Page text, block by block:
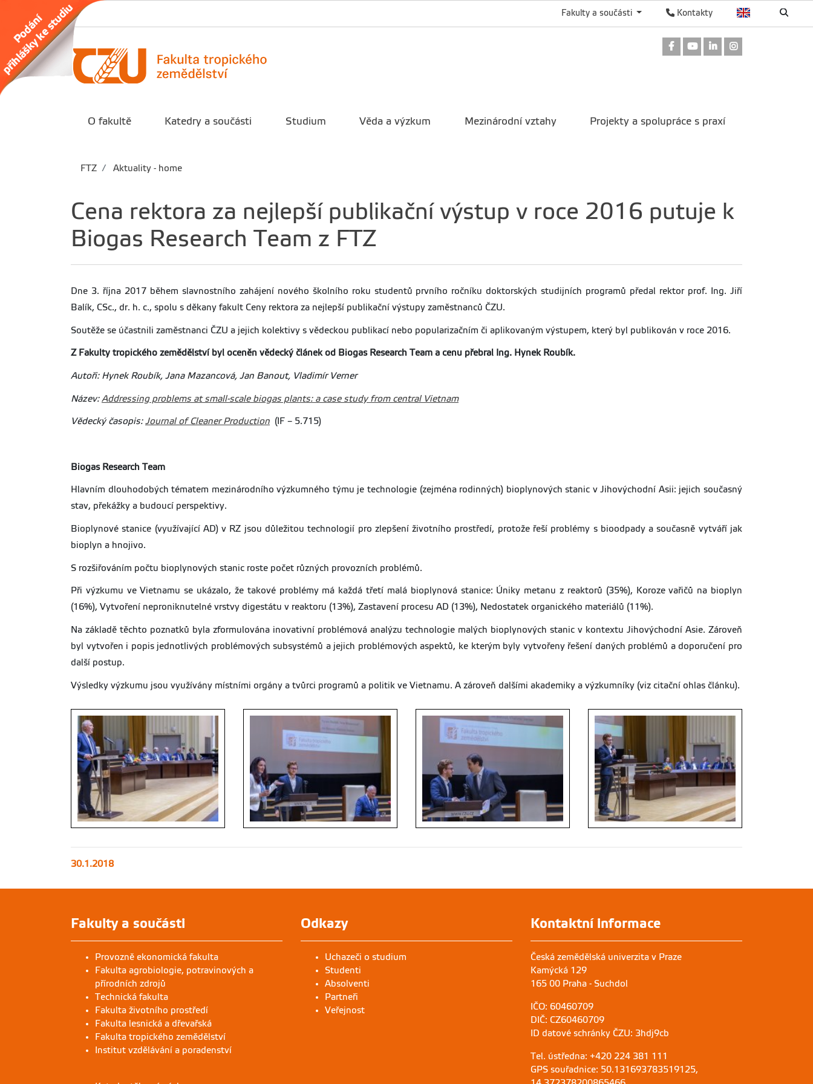
Kontakty
Fakulty a součásti
Odkaz na Facebook
Odkaz na Youtube
Odkaz na LinkedIn
O fakultě Katedry a součásti Studium Věda a výzkum Mezinárodní vztahy Projekty a spolupráce s praxí
FTZ Aktuality - home
Cena rektora za nejlepší publikační výstup v roce 2016 putuje k
Biogas Research Team z FTZ
Dne 3. října 2017 během slavnostního zahájení nového školního roku studentů prvního ročníku doktorských studijních programů předal rektor prof. Ing. Jiří
Balík, CSc., dr. h. c., spolu s děkany fakult Ceny rektora za nejlepší publikační výstupy zaměstnanců ČZU.
Soutěže se účastnili zaměstnanci ČZU a jejich kolektivy s vědeckou publikací nebo popularizačním či aplikovaným výstupem, který byl publikován v roce 2016.
Z Fakulty tropického zemědělství byl oceněn vědecký článek od Biogas Research Team a cenu přebral Ing. Hynek Roubík.
Autoři: Hynek Roubík, Jana Mazancová, Jan Banout, Vladimír Verner
Název: Addressing problems at small-scale biogas plants: a case study from central Vietnam
Vědecký časopis:Journal of Cleaner Production (IF – 5.715)
Biogas Research Team
Hlavním dlouhodobých tématem mezinárodního výzkumného týmu je technologie (zejména rodinných) bioplynových stanic v Jihovýchodní Asii: jejich současný
stav, překážky a budoucí perspektivy.
Bioplynové stanice (využívající AD) v RZ jsou důležitou technologií pro zlepšení životního prostředí, protože řeší problémy s bioodpady a současně vytváří jak
bioplyn a hnojivo.
S rozšiřováním počtu bioplynových stanic roste počet různých provozních problémů.
Při výzkumu ve Vietnamu se ukázalo, že takové problémy má každá třetí malá bioplynová stanice: Úniky metanu z reaktorů (35%), Koroze vařičů na bioplyn
(16%), Vytvoření neproniknutelné vrstvy digestátu v reaktoru (13%), Zastavení procesu AD (13%), Nedostatek organického materiálů (11%).
Na základě těchto poznatků byla zformulována inovativní problémová analýzu technologie malých bioplynových stanic v kontextu Jihovýchodní Asie. Zároveň
byl vytvořen i popis jednotlivých problémových subsystémů a jejich problémových aspektů, ke kterým byly vytvořeny řešení daných problémů a doporučení pro
další postup.
Výsledky výzkumu jsou využívány místními orgány a tvůrci programů a politik ve Vietnamu. A zároveň dalšími akademiky a výzkumníky (viz citační ohlas článku).
30.1.2018
Fakulty a součásti
Provozně ekonomická fakulta
Fakulta agrobiologie, potravinových a
přírodních zdrojů
Technická fakulta
Fakulta životního prostředí
Fakulta lesnická a dřevařská
Fakulta tropického zemědělství
Institut vzdělávání a poradenství
Odkazy
Uchazeči o studium
Studenti
Absolventi
Partneři
Veřejnost
Kontaktní informace
Česká zemědělská univerzita v Praze
Kamýcká 129
165 00 Praha - Suchdol
IČO: 60460709
DIČ: CZ60460709
ID datové schránky ČZU: 3hdj9cb
Tel. ústředna: +420 224 381 111
GPS souřadnice: 50.131693783519125,